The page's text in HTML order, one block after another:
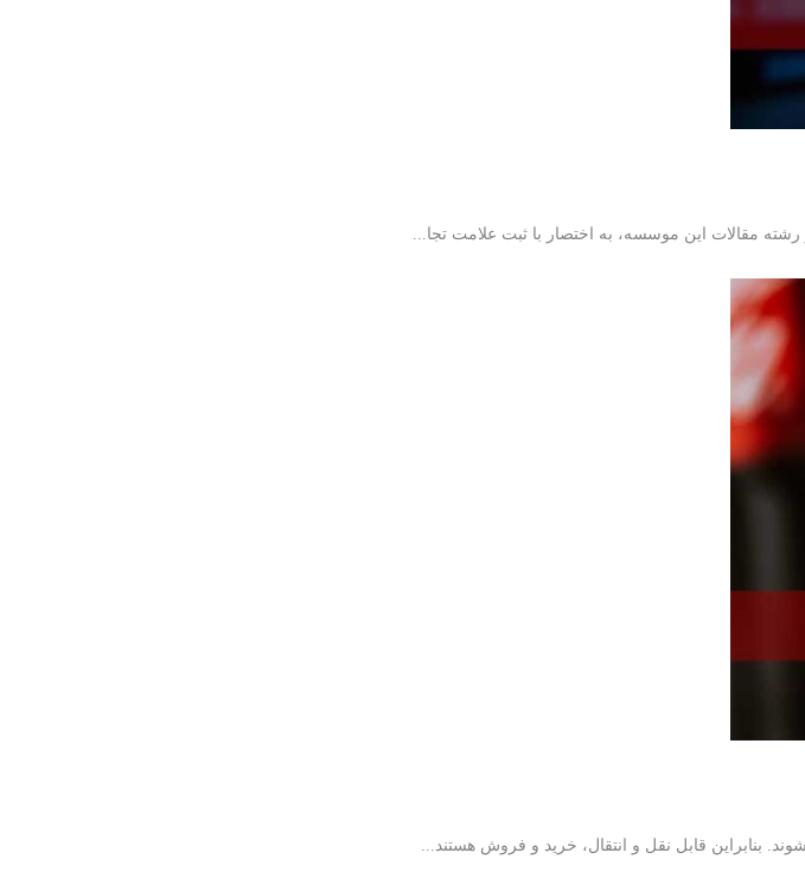
مقالات این موسسه، به اختصار با ثبت علامت تجا...
بنابراین قابل نقل و انتقال، خرید و فروش هستند...